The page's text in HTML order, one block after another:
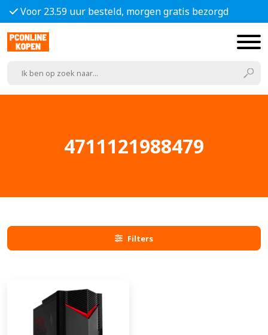
Voor 23.59 uur besteld, morgen gratis bezorgd
4711121988479
Filters